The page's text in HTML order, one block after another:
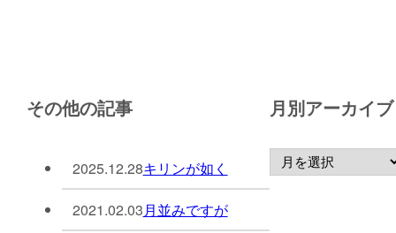
その他の記事
2025.12.28キリンが如く
2021.02.03月並みですが
月別アーカイブ